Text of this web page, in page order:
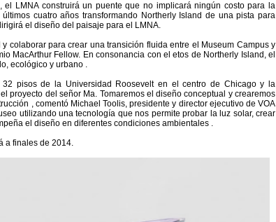
LMNA construirá un puente que no implicará ningún costo para la
cuatro años transformando Northerly Island de una pista para
el diseño del paisaje para el LMNA.
colaborar para crear una transición fluida entre el Museum Campus y
MacArthur Fellow. En consonancia con el etos de Northerly Island, el
ecológico y urbano .
32 pisos de la Universidad Roosevelt en el centro de Chicago y la
proyecto del señor Ma. Tomaremos el diseño conceptual y crearemos
, comentó Michael Toolis, presidente y director ejecutivo de VOA
utilizando una tecnología que nos permite probar la luz solar, crear
el diseño en diferentes condiciones ambientales .
a finales de 2014.